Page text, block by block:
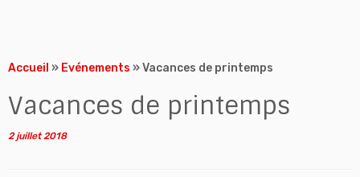
Accueil » Evénements »Vacances de printemps
Vacances de printemps
2 juillet 2018